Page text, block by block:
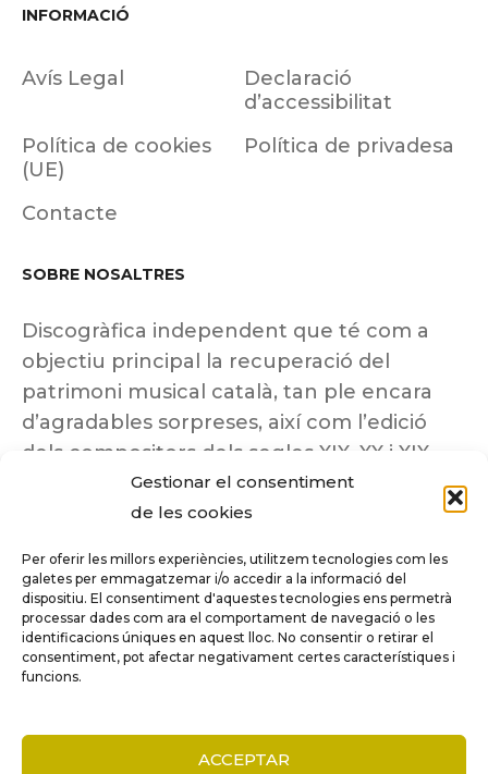
Gestionar el consentiment
de les cookies
Per oferir les millors experiències, utilitzem tecnologies com les
galetes per emmagatzemar i/o accedir a la informació del
dispositiu. El consentiment d'aquestes tecnologies ens permetrà
processar dades com ara el comportament de navegació o les
identificacions úniques en aquest lloc. No consentir o retirar el
consentiment, pot afectar negativament certes característiques i
funcions.
ACCEPTAR
INFORMACIÓ
Avís Legal
Declaració
d’accessibilitat
Política de cookies
(UE)
Política de privadesa
Contacte
SOBRE NOSALTRES
Discogràfica independent que té com a
objectiu principal la recuperació del
patrimoni musical català, tan ple encara
d’agradables sorpreses, així com l’edició
dels compositors dels segles XIX, XX i XIX
insuficientment coneguts.
Tots els drets reservats a ©Columna
Música.
COMPARE (0)